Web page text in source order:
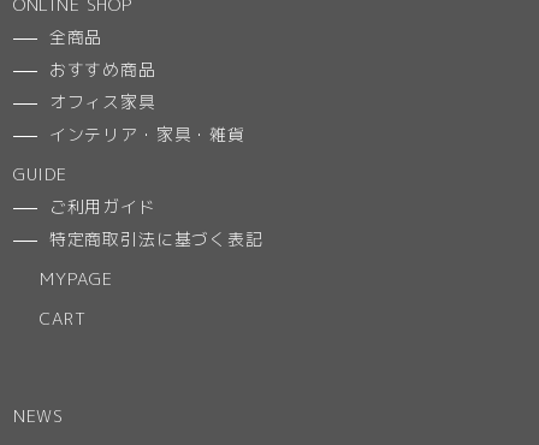
全商品
おすすめ商品
オフィス家具
インテリア・家具・雑貨
GUIDE
ご利用ガイド
特定商取引法に基づく表記
MYPAGE
CART
NEWS